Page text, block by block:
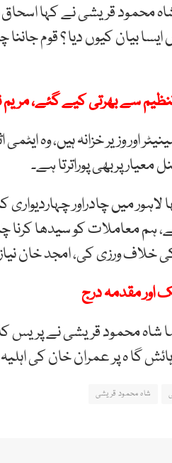
محمود قریشی نے کہا
بیان کیوں دیا ؟ قوم
سے بھرتی کیے گئے، مریم
اور وزیر خزانہ ہیں، وہ
پربھی پوراترتا ہے۔
میں چادراور چہاردیواری
ہم معاملات کو سیدھا کرنا
ورزی کی، امجد خان
اور مقدمہ درج
شاہ محمود قریشی نے پریس
گا ہ پر عمران خان کی اہلیہ
شاہ محمود قریشی